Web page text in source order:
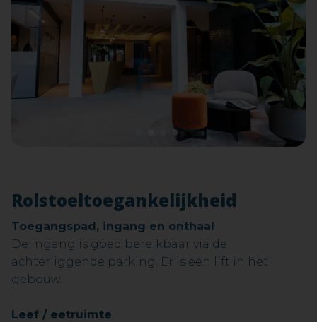
Rolstoeltoegankelijkheid
Toegangspad, ingang en onthaal
De ingang is goed bereikbaar via de
achterliggende parking. Er is een lift in het
gebouw.
Leef / eetruimte
4